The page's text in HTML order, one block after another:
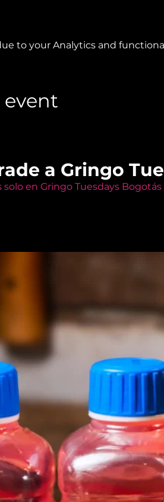
to your Analytics and
event
a Gringo
solo en Gringo Tuesdays